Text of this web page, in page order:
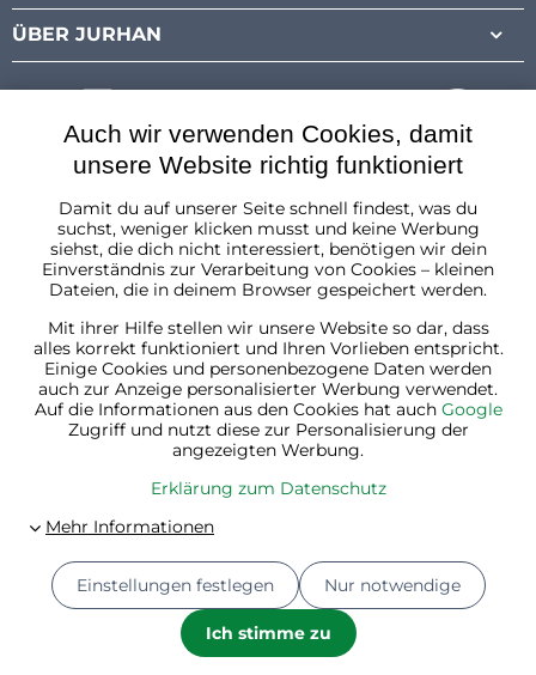
ÜBER JURHAN
Österreich
© 2026 Jurhan.at 💚 | Alle Rechte vorbehalten
Datenschutz-Einstellungen
Erklärung zum Datenschutz
Auch wir verwenden Cookies, damit
unsere Website richtig funktioniert
Damit du auf unserer Seite schnell findest, was du
suchst, weniger klicken musst und keine Werbung
siehst, die dich nicht interessiert, benötigen wir dein
Einverständnis zur Verarbeitung von Cookies – kleinen
Dateien, die in deinem Browser gespeichert werden.
Mit ihrer Hilfe stellen wir unsere Website so dar, dass
alles korrekt funktioniert und Ihren Vorlieben entspricht.
Einige Cookies und personenbezogene Daten werden
auch zur Anzeige personalisierter Werbung verwendet.
Auf die Informationen aus den Cookies hat auch Google
Zugriff und nutzt diese zur Personalisierung der
angezeigten Werbung.
Erklärung zum Datenschutz
Einstellungen festlegen
Ich stimme zu
Nur notwendige